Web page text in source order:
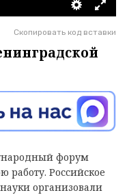
Скопировать код вставки
форум
работу. Российское
организовали